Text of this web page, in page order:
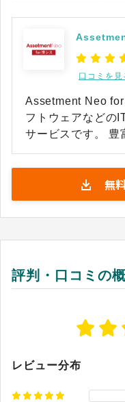
口コミを見
Assetment Neo
フトウェアなどの
サービスです。 豊
し、Excel管理からの
ベースにしたワー
の問い合わせ内容
機能を実現。 クラ
産の台帳管理 IT
産台帳を豊富な機能で一元管
器と紐づけた適正
無
評判・口コミの
レビュー分布